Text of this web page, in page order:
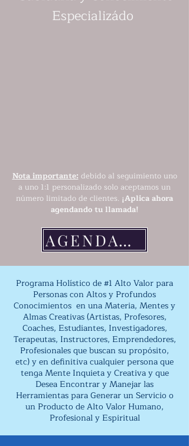
Especializádo
Nota importante: debido al seguimiento uno
a uno 1:1 personalizado solo aceptamos un
número limitado de clientes. ¡Aplica ahora
agendando tu llamada!
AGENDAR LLAMADA
Programa Holístico de #1 Alto Valor para
Personas con Altos y Profundos
Conocimientos en una Materia, Mentes y
Almas Creativas (Artistas, Profesores,
Coaches, Estudiantes, Investigadores,
Terapeutas, Instructores, Emprendedores,
Profesionales que buscan su propósito,
etc)y en definitiva cualquier persona que
tenga Mente Inquieta y Creativa y que
Desea Encontrar y Manejar las
Herramientas para Generar un Servicio o
un Producto de Alto Valor Humano,
Profesional y Espiritual